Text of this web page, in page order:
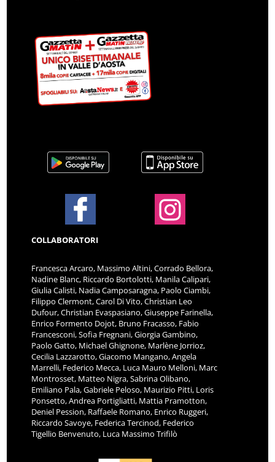
COLLABORATORI
Francesca Arcaro, Massimo Altini, Corrado Bellora,
Nadine Blanc, Riccardo Bortolotti, Manila Calipari,
Giulia Calisti, Nadia Camposaragna, Paolo Ciambi,
Filippo Clermont, Carol Di Vito, Christian Leo
Dufour, Christian Evaspasiano, Giuseppe Farinella,
Enrico Formento Dojot, Bruno Fracasso, Fabio
Francesconi, Sofia Fregnani, Giorgia Gambino,
Paolo Gatto, Michael Ghignone, Marlène Jorrioz,
Cecilia Lazzarotto, Giacomo Mangano, Angela
Marrelli, Federico Mecca, Luca Mauro Melloni, Marc
Montrosset, Matteo Nigra, Sabrina Olibano,
Emiliano Pala, Gabriele Peloso, Maurizio Pitti, Loris
Ponsetto, Andrea Portigliatti, Mattia Pramotton,
Deniel Pession, Raffaele Romano, Enrico Ruggeri,
Riccardo Savoye, Federica Tercinod, Federico
Tigellio Benvenuto, Luca Massimo Trifilò